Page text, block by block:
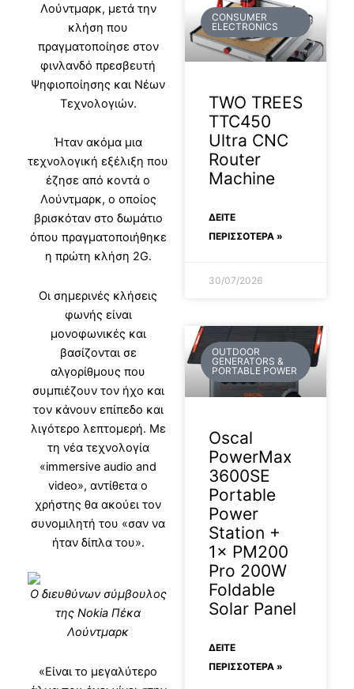
Λούντμαρκ, μετά την
κλήση που
πραγματοποίησε στον
φινλανδό πρεσβευτή
Ψηφιοποίησης και Νέων
Τεχνολογιών.
Ήταν ακόμα μια
τεχνολογική εξέλιξη που
έζησε από κοντά ο
Λούντμαρκ, ο οποίος
βρισκόταν στο δωμάτιο
όπου πραγματοποιήθηκε
η πρώτη κλήση 2G.
Οι σημερινές κλήσεις
φωνής είναι
μονοφωνικές και
βασίζονται σε
αλγορίθμους που
συμπιέζουν τον ήχο και
τον κάνουν επίπεδο και
λιγότερο λεπτομερή. Με
τη νέα τεχνολογία
«immersive audio and
video», αντίθετα ο
χρήστης θα ακούει τον
συνομιλητή του «σαν να
ήταν δίπλα του».
Ο διευθύνων σύμβουλος
της Nokia Πέκα
Λούντμαρκ
«Είναι το μεγαλύτερο
CONSUMER
ELECTRONICS
TWO TREES
TTC450
Ultra CNC
Router
Machine
ΔΕΊΤΕ
ΠΕΡΙΣΣΟΤΕΡΑ »
30/07/2026
OUTDOOR
GENERATORS &
PORTABLE POWER
Oscal
PowerMax
3600SE
Portable
Power
Station +
1× PM200
Pro 200W
Foldable
Solar Panel
ΔΕΊΤΕ
ΠΕΡΙΣΣΟΤΕΡΑ »